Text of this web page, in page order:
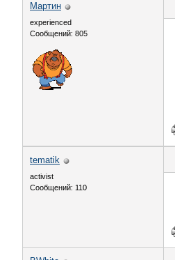
Мартин
experienced
Сообщений: 805
tematik
activist
Сообщений: 110